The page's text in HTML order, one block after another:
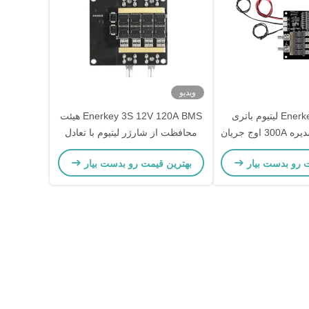
Enerkey 8S 120A لیتیوم باتری
محافظ هیئت مدیره 300A اوج جریان
اتومبیل الکترونیکی
رو بدست بیار
ویدیو
Enerkey 3S 12V 120A BMS هیئت
محافظت از شارژر لیتیوم با تعادل
برای ماشین الکترونیکی
بهترین قیمت رو بدست بیار